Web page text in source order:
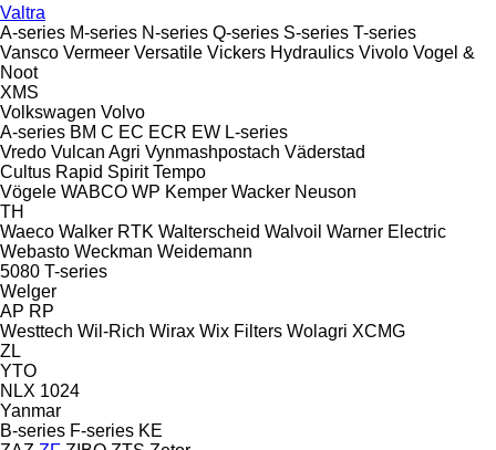
Valtra
A-series M-series N-series Q-series S-series T-series
Vansco Vermeer Versatile Vickers Hydraulics Vivolo Vogel &
Noot
XMS
Volkswagen Volvo
A-series BM C EC ECR EW L-series
Vredo Vulcan Agri Vynmashpostach Väderstad
Cultus Rapid Spirit Tempo
Vögele WABCO WP Kemper Wacker Neuson
TH
Waeco Walker RTK Walterscheid Walvoil Warner Electric
Webasto Weckman Weidemann
5080 T-series
Welger
AP RP
Westtech Wil-Rich Wirax Wix Filters Wolagri XCMG
ZL
YTO
NLX 1024
Yanmar
B-series F-series KE